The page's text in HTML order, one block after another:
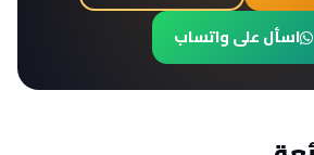
اسأل على واتساب